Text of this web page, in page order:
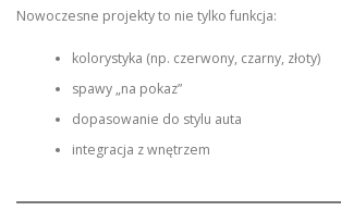
Nowoczesne projekty to nie tylko funkcja:
kolorystyka (np. czerwony, czarny, złoty)
spawy „na pokaz”
dopasowanie do stylu auta
integracja z wnętrzem